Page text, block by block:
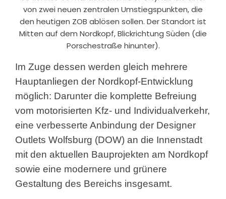
von zwei neuen zentralen Umstiegspunkten, die
den heutigen ZOB ablösen sollen. Der Standort ist
Mitten auf dem Nordkopf, Blickrichtung Süden (die
Porschestraße hinunter).
Im Zuge dessen werden gleich mehrere
Hauptanliegen der Nordkopf-Entwicklung
möglich: Darunter die komplette Befreiung
vom motorisierten Kfz- und Individualverkehr,
eine verbesserte Anbindung der Designer
Outlets Wolfsburg (DOW) an die Innenstadt
mit den aktuellen Bauprojekten am Nordkopf
sowie eine modernere und grünere
Gestaltung des Bereichs insgesamt.